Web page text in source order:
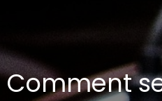
Comment